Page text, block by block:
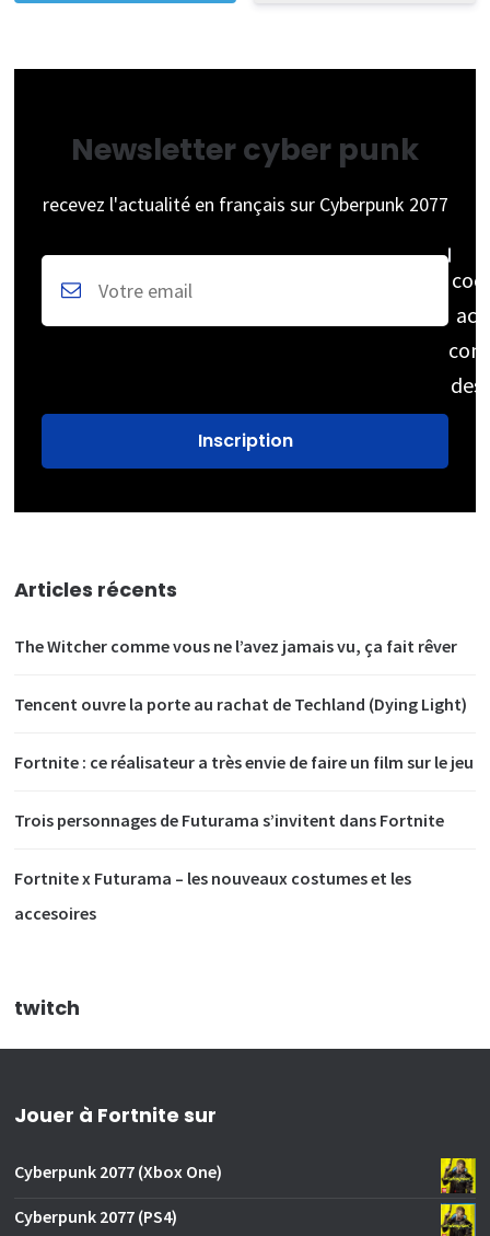
Newsletter cyber punk
recevez l'actualité en français sur Cyberpunk 2077
des
Articles récents
The Witcher comme vous ne l’avez jamais vu, ça fait rêver
Tencent ouvre la porte au rachat de Techland (Dying Light)
Fortnite : ce réalisateur a très envie de faire un film sur le jeu
Trois personnages de Futurama s’invitent dans Fortnite
Fortnite x Futurama – les nouveaux costumes et les
accesoires
twitch
Jouer à Fortnite sur
Cyberpunk 2077 (Xbox One)
Cyberpunk 2077 (PS4)